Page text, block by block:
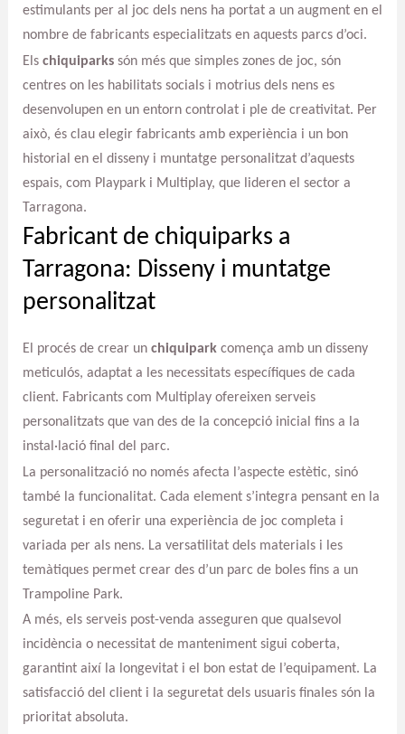
estimulants per al joc dels nens ha portat a un augment en el
nombre de fabricants especialitzats en aquests parcs d’oci.
Els chiquiparkssón més que simples zones de joc, són
centres on les habilitats socials i motrius dels nens es
desenvolupen en un entorn controlat i ple de creativitat. Per
això, és clau elegir fabricants amb experiència i un bon
historial en el disseny i muntatge personalitzat d’aquests
espais, com Playpark i Multiplay, que lideren el sector a
Tarragona.
Fabricant de chiquiparks a
Tarragona: Disseny i muntatge
personalitzat
El procés de crear un chiquiparkcomença amb un disseny
meticulós, adaptat a les necessitats específiques de cada
client. Fabricants com Multiplay ofereixen serveis
personalitzats que van des de la concepció inicial fins a la
instal·lació final del parc.
La personalització no només afecta l’aspecte estètic, sinó
també la funcionalitat. Cada element s’integra pensant en la
seguretat i en oferir una experiència de joc completa i
variada per als nens. La versatilitat dels materials i les
temàtiques permet crear des d’un parc de boles fins a un
Trampoline Park.
A més, els serveis post-venda asseguren que qualsevol
incidència o necessitat de manteniment sigui coberta,
garantint així la longevitat i el bon estat de l’equipament. La
satisfacció del client i la seguretat dels usuaris finales són la
prioritat absoluta.